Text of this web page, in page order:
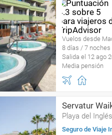
Vuelos desde
8 días / 7 noches
Salida el 12 ago
Media pensión
Servatur
Playa del Inglés
Seguro de Viaje